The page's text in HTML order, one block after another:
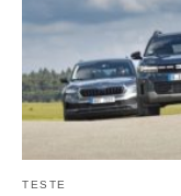
TESTE